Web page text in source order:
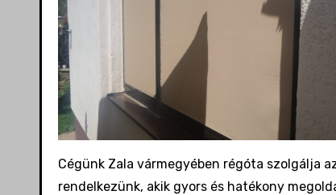
Cégünk Zala vármegyében régóta szolgálja
rendelkezünk, akik gyors és hatékony